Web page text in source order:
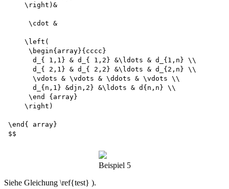
    \right)&
     \cdot &
    \left(
     \begin{array}{cccc}
      d_{ 1,1} & d_{ 1,2} &\ldots & d_{1,n} \\
      d_{ 2,1} & d_{ 2,2} &\ldots & d_{2,n} \\
      \vdots & \vdots & \ddots & \vdots \\
      d_{n,1} &djn,2} &\ldots & d{n,n} \\
     \end {array}
    \right)
\end{ array}
Beispiel 5
Siehe Gleichung \ref{test} ).